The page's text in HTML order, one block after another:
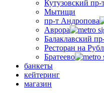
Кутузовский пр-
Мытищи
пр-т Андропова
Аврора
Балаклавский
Ресторан на
Братеево
банкеты
кейтеринг
магазин